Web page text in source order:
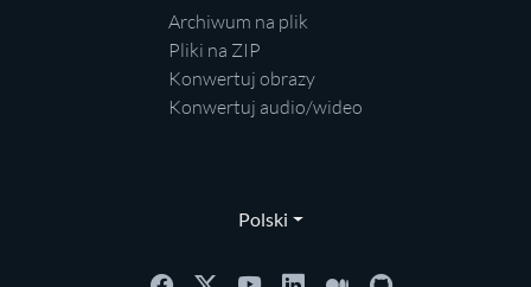
Archiwum na plik
Pliki na ZIP
Konwertuj obrazy
Konwertuj audio/wideo
Polski